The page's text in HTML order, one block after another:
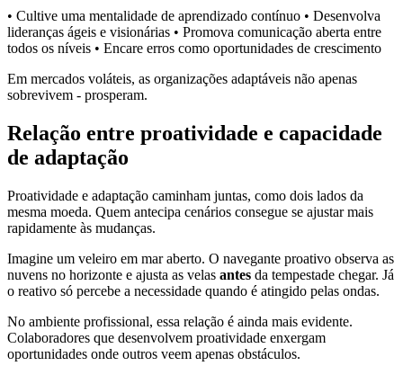
• Cultive uma mentalidade de aprendizado contínuo • Desenvolva
lideranças ágeis e visionárias • Promova comunicação aberta entre
todos os níveis • Encare erros como oportunidades de crescimento
Em mercados voláteis, as organizações adaptáveis não apenas
sobrevivem - prosperam.
Relação entre proatividade e capacidade
de adaptação
Proatividade e adaptação caminham juntas, como dois lados da
mesma moeda. Quem antecipa cenários consegue se ajustar mais
rapidamente às mudanças.
Imagine um veleiro em mar aberto. O navegante proativo observa as
nuvens no horizonte e ajusta as velas antes da tempestade chegar. Já
o reativo só percebe a necessidade quando é atingido pelas ondas.
No ambiente profissional, essa relação é ainda mais evidente.
Colaboradores que desenvolvem proatividade enxergam
oportunidades onde outros veem apenas obstáculos.